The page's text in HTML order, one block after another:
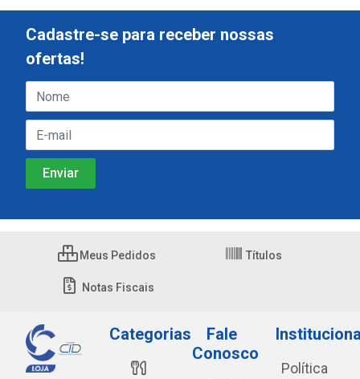
Cadastre-se para receber nossas
ofertas!
Meus Pedidos Títulos
Notas Fiscais
Categorias
Fale
Conosco
Política